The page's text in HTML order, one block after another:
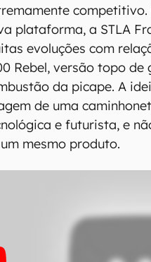
competitivo.
plataforma, a STLA
evoluções com
Rebel, versão topo
da picape. A
de uma
e futurista, e
mesmo produto.